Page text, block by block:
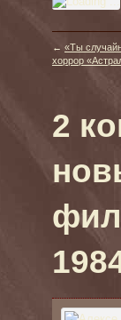
← «Ты
хоррор
2